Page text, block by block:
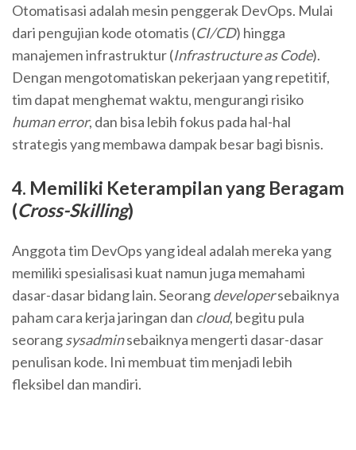
Otomatisasi adalah mesin penggerak DevOps. Mulai
dari pengujian kode otomatis (CI/CD) hingga
manajemen infrastruktur (Infrastructure as Code).
Dengan mengotomatiskan pekerjaan yang repetitif,
tim dapat menghemat waktu, mengurangi risiko
human error, dan bisa lebih fokus pada hal-hal
strategis yang membawa dampak besar bagi bisnis.
4. Memiliki Keterampilan yang Beragam
(Cross-Skilling)
Anggota tim DevOps yang ideal adalah mereka yang
memiliki spesialisasi kuat namun juga memahami
dasar-dasar bidang lain. Seorangdevelopersebaiknya
paham cara kerja jaringan dan cloud, begitu pula
seorangsysadminsebaiknya mengerti dasar-dasar
penulisan kode. Ini membuat tim menjadi lebih
fleksibel dan mandiri.